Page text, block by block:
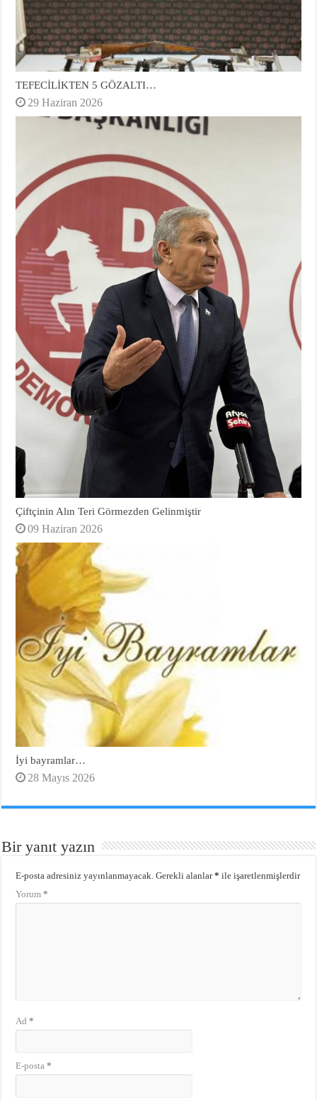
TEFECİLİKTEN 5 GÖZALTI…
29 Haziran 2026
Çiftçinin Alın Teri Görmezden Gelinmiştir
09 Haziran 2026
İyi bayramlar…
28 Mayıs 2026
Bir yanıt yazın
E-posta adresiniz yayınlanmayacak. Gerekli alanlar* ile işaretlenmişlerdir
Yorum*
Ad*
E-posta*